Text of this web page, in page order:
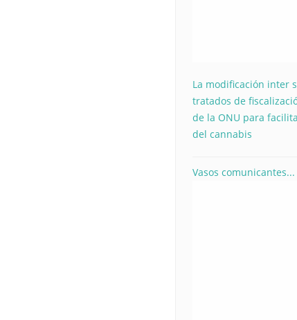
La modificación inter
tratados de
de la ONU para
del cannabis
Vasos comunicantes...